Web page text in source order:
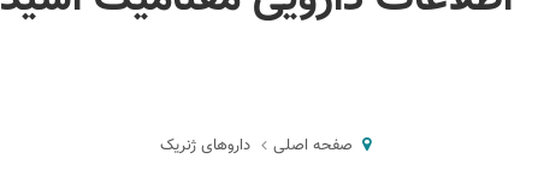
صفحه اصلی داروهای ژنریک